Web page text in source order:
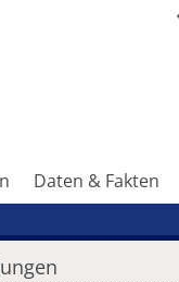
Daten & Fakten